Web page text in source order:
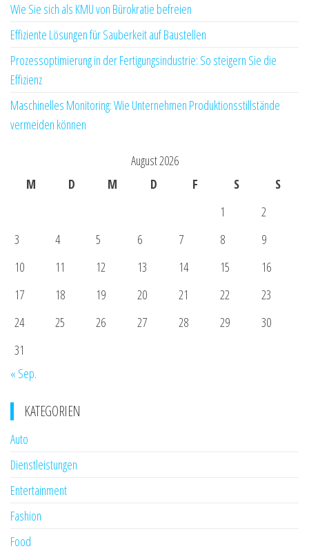
Wie Sie sich als KMU von Bürokratie befreien
Effiziente Lösungen für Sauberkeit auf Baustellen
Prozessoptimierung in der Fertigungsindustrie: So steigern Sie die
Effizienz
Maschinelles Monitoring: Wie Unternehmen Produktionsstillstände
vermeiden können
August 2026
M
D M D F S
S
1
2
3
4 5 6 7 8
9
10
11 12 13 14 15
16
17
18 19 20 21 22
23
24
25 26 27 28 29
30
31
« Sep.
KATEGORIEN
Auto
Dienstleistungen
Entertainment
Fashion
Food